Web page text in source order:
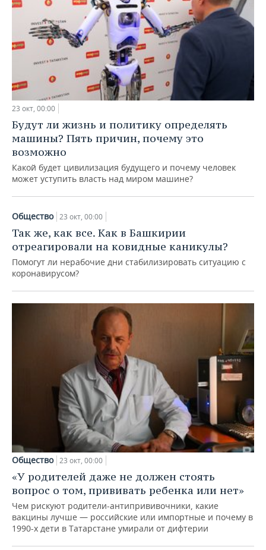
ВОДНЫЕ ВИДЫ СПОРТА
ХОККЕЙ С МЯЧОМ
ОБРАЗОВАНИЕ
ПРОИСШЕСТВИЯ
23 окт, 00:00
Будут ли жизнь и политику определять
машины? Пять причин, почему это
возможно
Какой будет цивилизация будущего и почему человек
может уступить власть над миром машине?
Общество 23 окт, 00:00
Так же, как все. Как в Башкирии
отреагировали на ковидные каникулы?
Помогут ли нерабочие дни стабилизировать ситуацию с
коронавирусом?
Общество 23 окт, 00:00
«У родителей даже не должен стоять
вопрос о том, прививать ребенка или нет»
Чем рискуют родители-антипрививочники, какие
вакцины лучше — российские или импортные и почему в
1990-х дети в Татарстане умирали от дифтерии